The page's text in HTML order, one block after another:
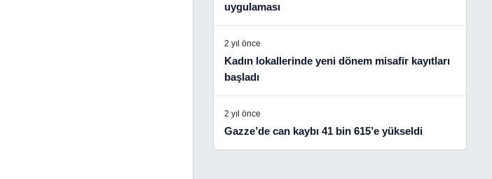
uygulaması
2 yıl önce
Kadın lokallerinde yeni dönem misafir kayıtları
başladı
2 yıl önce
Gazze’de can kaybı 41 bin 615’e yükseldi